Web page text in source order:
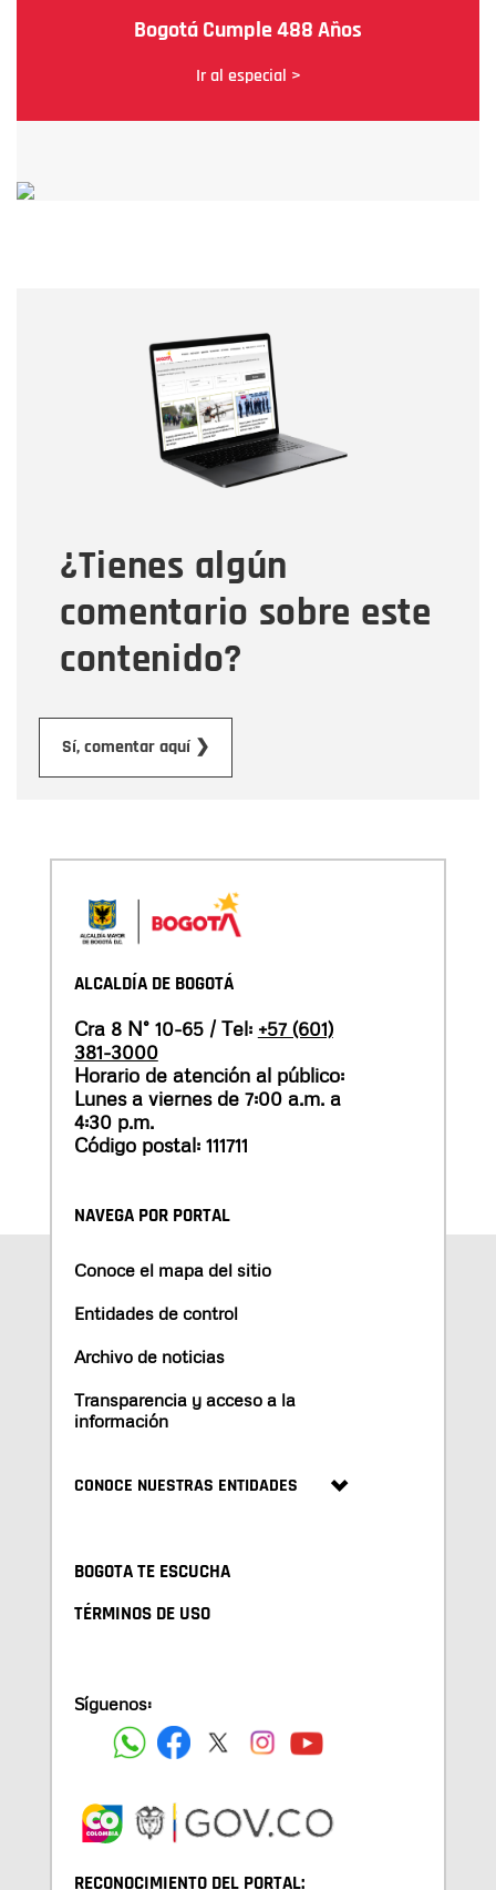
Bogotá Cumple 488 Años
Ir al especial >
¿Tienes algún
comentario sobre este
contenido?
Sí, comentar aquí ❯
Correo electrónico
Tipo de comentario
Mensaje
ALCALDÍA DE BOGOTÁ
Cra 8 N° 10-65 / Tel: +57 (601)
381-3000
Horario de atención al público:
Lunes a viernes de 7:00 a.m. a
4:30 p.m.
Código postal: 111711
NAVEGA POR PORTAL
Conoce el mapa del sitio
Entidades de control
Archivo de noticias
Transparencia y acceso a la
información
CONOCE NUESTRAS ENTIDADES
BOGOTA TE ESCUCHA
TÉRMINOS DE USO
Síguenos:
RECONOCIMIENTO DEL PORTAL: